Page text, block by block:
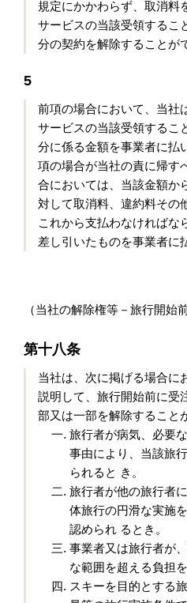
規定にかかわらず、取消料
サービスの当該受領するこ
分の契約を解除することが
5
前項の場合において、当社
サービスの当該受領するこ
分に係る金額を事業者に払
項の場合が当社の責に帰す
合においては、当該金額か
対して取消料、違約料その
これから支払わなければな
差し引いたものを事業者に
（当社の解除権等－旅行開始
第十八条
当社は、次に掲げる場合に
説明して、旅行開始前に受
部又は一部を解除すること
旅行者が病気、必要
事由により、当該旅
られると き。
旅行者が他の旅行者
体旅行の円滑な実施
認められ るとき。
事業者又は旅行者が
な範囲を超える負担
スキーを目的とする